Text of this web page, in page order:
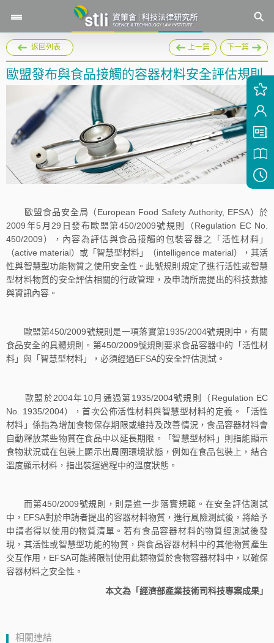
返回列表 上一篇 下一篇
歐盟發布與食品接觸的容器材料安全評估規則
歐盟食品安全局（European Food Safety Authority, EFSA）於
2009年5月29日發布歐盟第450/2009號規則（Regulation EC No.
450/2009），內容為評估與食品接觸的包裝容器之「活性材料」
（active material）或「智慧型材料」（intelligence material），其活
性與智慧型功能物質之使用安全性。此號規則規定了進行活性或智慧
型材料物質的安全評估相關的行政管理，及申請所需提出的科技數據
與資訊內容。
歐盟第450/2009號規則是一項落實第1935/2004號規則中，有關
食品安全的具體規則。第450/2009號規則要求食品容器中的「活性材
料」與「智慧型材料」，必須經過EFSA的安全評估測試。
歐盟於2004年10月通過第1935/2004號規則（Regulation EC
No. 1935/2004），首次公佈活性材料與智慧型材料的定義。「活性
材料」係指為增加食物保存期限或維持及改善情況，食品容器材料會
自動釋放某些物質在食品中以延長期限。「智慧型材料」則指能顯示
食物狀況或在包裝上顯示出周圍環境狀態，例如在食品包裝上，結合
溫度顯示材料，指出裝運過程中的溫度狀態。
而第450/2009號規則，則是進一步落實規範。在安全評估測試
中，EFSA對於申請者提出的容器材料物質，進行風險測試後，將給予
申請者得以使用的物質清單。若有食品容器材料的物質經測試後發
現，其活性或智慧型功能的物質，與食品容器材料中的其他物質產生
交互作用，EFSA可能將限制使用此類物質於食物容器材料中，以確保
容器材料之安全性。
本文為「經濟部產業技術司科技專案成果」
相關連結